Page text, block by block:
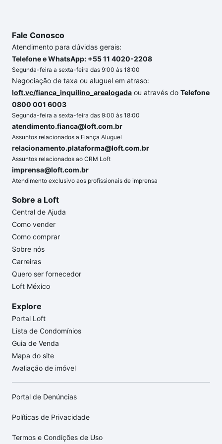
Fale Conosco
Atendimento para dúvidas gerais:
Telefone e WhatsApp: +55 11 4020-2208
Segunda-feira a sexta-feira das 9:00 às 18:00
Negociação de taxa ou aluguel em atraso:
loft.vc/fianca_inquilino_arealogada ou através do Telefone
0800 001 6003
Segunda-feira a sexta-feira das 9:00 às 18:00
atendimento.fianca@loft.com.br
Assuntos relacionados a Fiança Aluguel
relacionamento.plataforma@loft.com.br
Assuntos relacionados ao CRM Loft
imprensa@loft.com.br
Atendimento exclusivo aos profissionais de imprensa
Sobre a Loft
Central de Ajuda
Como vender
Como comprar
Sobre nós
Carreiras
Quero ser fornecedor
Loft México
Explore
Portal Loft
Lista de Condomínios
Guia de Venda
Mapa do site
Avaliação de imóvel
Portal de Denúncias
Políticas de Privacidade
Termos e Condições de Uso